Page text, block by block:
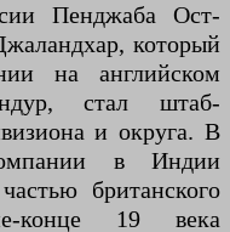
Пенджаба Ост-
который
на английском
стал штаб-
и округа. В
в Индии
британского
конце 19 века